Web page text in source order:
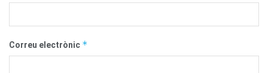
Correu electrònic *